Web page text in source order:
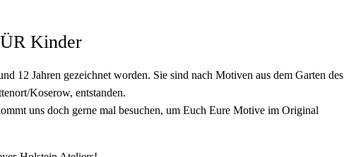
Kinder
12 Jahren gezeichnet worden. Sie sind nach Motiven aus dem Garten des
Koserow, entstanden.
uns doch gerne mal besuchen, um Euch Eure Motive im Original